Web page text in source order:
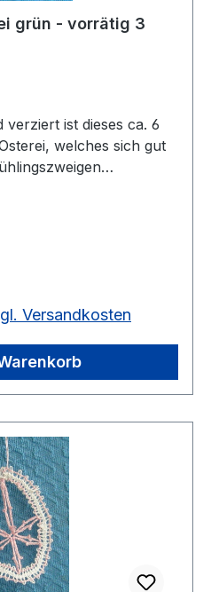
grün - vorrätig 3
verziert ist dieses ca. 6
welches sich gut
Versandkosten